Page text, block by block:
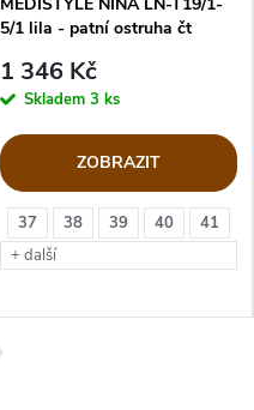
37 38 39 40
41
+ další
5/1 lila - patní ostruha čt
1 346 Kč
Skladem 3 ks
ZOBRAZIT